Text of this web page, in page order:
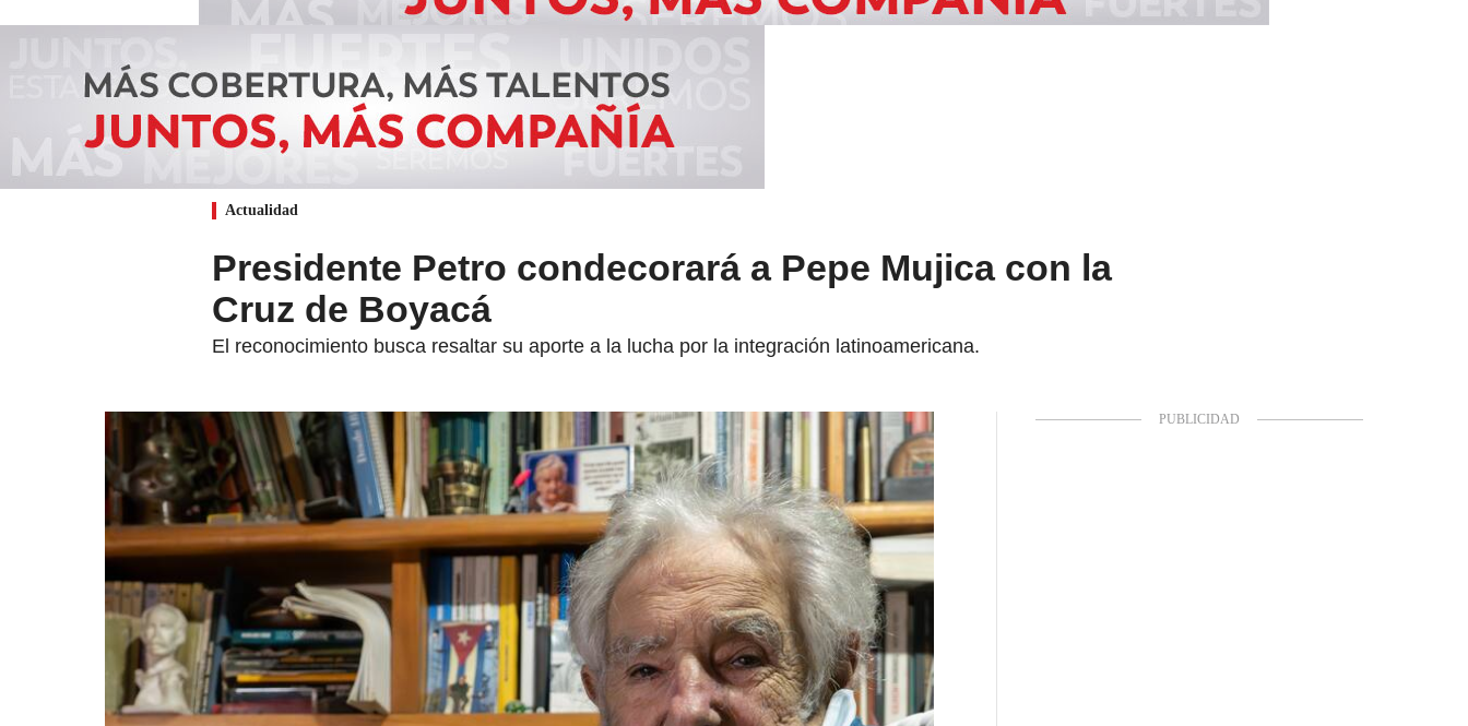
Actualidad
Presidente Petro condecorará a Pepe Mujica con la
Cruz de Boyacá
El reconocimiento busca resaltar su aporte a la lucha por la integración latinoamericana.